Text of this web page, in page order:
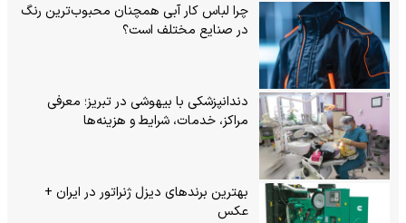
چرا لباس کار آبی همچنان محبوب‌ترین رنگ
در صنایع مختلف است؟
دندانپزشکی با بیهوشی در تبریز؛ معرفی
مراکز، خدمات، شرایط و هزینه‌ها
بهترین برندهای دیزل ژنراتور در ایران +
عکس